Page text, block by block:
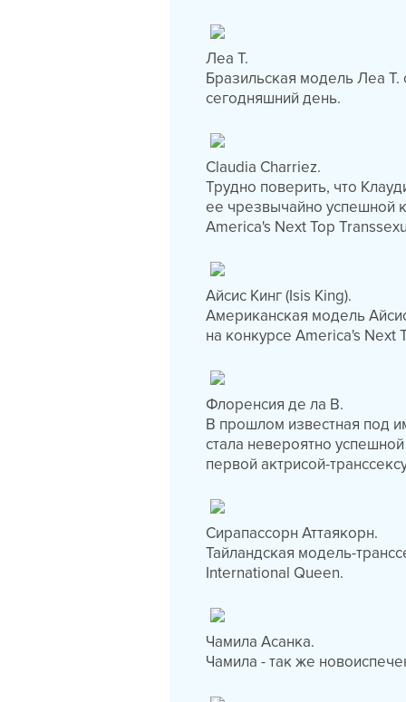
Леа Т.
Бразильская модель Леа Т.
сегодняшний день.
Claudia Charriez.
Трудно поверить, что
ее чрезвычайно успешной
America's Next Top
Айсис Кинг (Isis King).
Американская модель
на конкурсе America's Next
Флоренсия де ла В.
В прошлом известная под
стала невероятно
первой актрисой-
Сирапассорн Аттаякорн.
Тайландская модель-
International Queen.
Чамила Асанка.
Чамила - так же